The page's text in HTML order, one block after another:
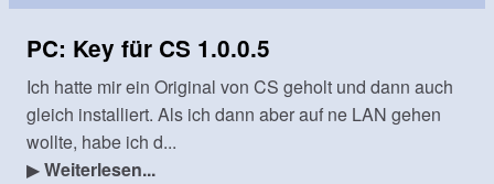
PC: Key für CS 1.0.0.5
Ich hatte mir ein Original von CS geholt und dann auch
gleich installiert. Als ich dann aber auf ne LAN gehen
wollte, habe ich d...
▶Weiterlesen...